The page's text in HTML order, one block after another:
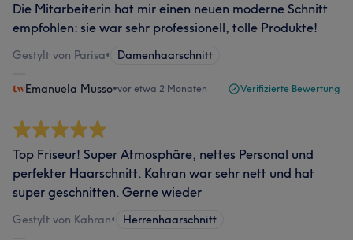
Die Mitarbeiterin hat mir einen neuen moderne Schnitt
empfohlen: sie war sehr professionell, tolle Produkte!
Gestylt von Parisa• Damenhaarschnitt
Emanuela Musso•vor etwa 2 Monaten Verifizierte Bewertung
Top Friseur! Super Atmosphäre, nettes Personal und
perfekter Haarschnitt. Kahran war sehr nett und hat
super geschnitten. Gerne wieder
Gestylt von Kahran• Herrenhaarschnitt